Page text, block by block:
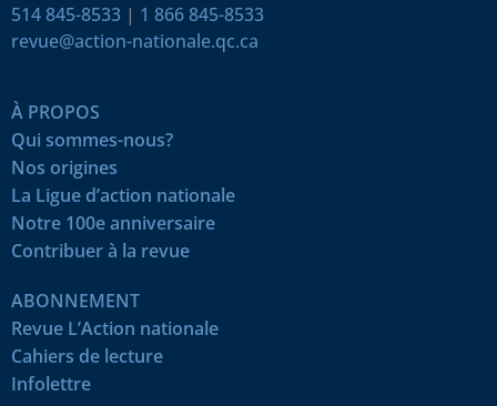
514 845-8533 | 1 866 845-8533
revue@action-nationale.qc.ca
À PROPOS
Qui sommes-nous?
Nos origines
La Ligue d’action nationale
Notre 100e anniversaire
Contribuer à la revue
ABONNEMENT
Revue L’Action nationale
Cahiers de lecture
Infolettre